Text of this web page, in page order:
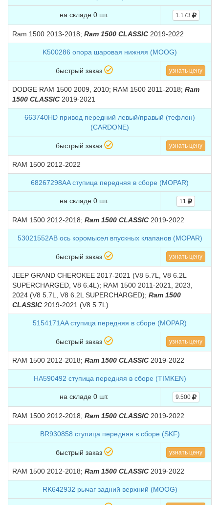
на складе 0 шт. 1.173
Ram 1500 2013-2018; Ram 1500 CLASSIC 2019-2022
K500286 опора шаровая нижняя (MOOG)
быстрый заказ узнать цену
DODGE RAM 1500 2009, 2010; RAM 1500 2011-2018; Ram
1500 CLASSIC 2019-2021
663740HD привод передний левый/правый (тефлон)
(CARDONE)
быстрый заказ узнать цену
RAM 1500 2012-2022
68267298AA ступица передняя в сборе (MOPAR)
на складе 0 шт. 11
RAM 1500 2012-2018; Ram 1500 CLASSIC 2019-2022
53021552AB ось коромысел впускных клапанов (MOPAR)
быстрый заказ узнать цену
JEEP GRAND CHEROKEE 2017-2021 (V8 5.7L, V8 6.2L
SUPERCHARGED, V8 6.4L); RAM 1500 2011-2021, 2023,
2024 (V8 5.7L, V8 6.2L SUPERCHARGED); Ram 1500
CLASSIC 2019-2021 (V8 5.7L)
5154171AA ступица передняя в сборе (MOPAR)
быстрый заказ узнать цену
RAM 1500 2012-2018; Ram 1500 CLASSIC 2019-2022
HA590492 ступица передняя в сборе (TIMKEN)
на складе 0 шт. 9.500
RAM 1500 2012-2018; Ram 1500 CLASSIC 2019-2022
BR930858 ступица передняя в сборе (SKF)
быстрый заказ узнать цену
RAM 1500 2012-2018; Ram 1500 CLASSIC 2019-2022
RK642932 рычаг задний верхний (MOOG)